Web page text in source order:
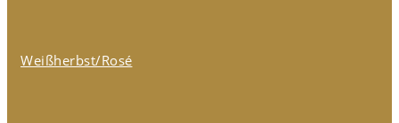
Weißherbst/Rosé